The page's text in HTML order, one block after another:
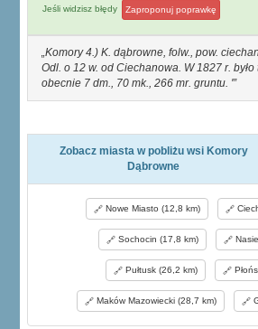
Jeśli widzisz błędy Zaproponuj poprawkę
Komory 4.) K. dąbrowne, folw., pow.
Odl. o 12 w. od Ciechanowa. W 1827 r. było
obecnie 7 dm., 70 mk., 266 mr. gruntu. '
Zobacz miasta w pobliżu wsi Komory
Dąbrowne
Nowe Miasto (12,8 km)
Sochocin (17,8 km)
Pułtusk (26,2 km)
Maków Mazowiecki (28,7 km)